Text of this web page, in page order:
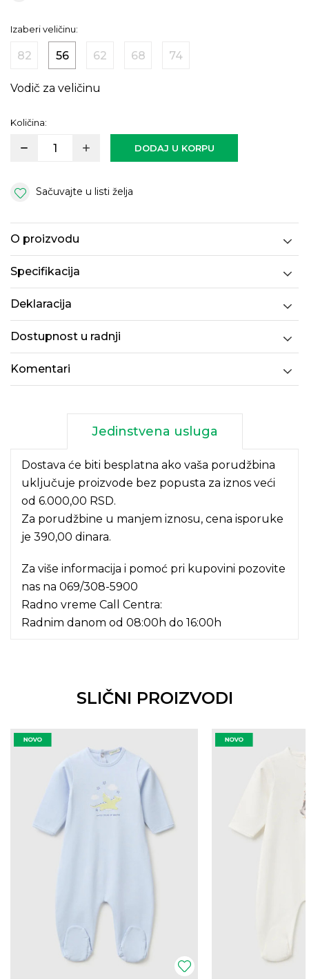
Izaberi veličinu:
82 56 62 68 74
Vodič za veličinu
Količina:
DODAJ U KORPU
Sačuvajte u listi želja
O proizvodu
Specifikacija
Deklaracija
Dostupnost u radnji
Komentari
Jedinstvena usluga
Dostava će biti besplatna ako vaša porudžbina
uključuje proizvode bez popusta za iznos veći
od 6.000,00 RSD.
Za porudžbine u manjem iznosu, cena isporuke
je 390,00 dinara.
Za više informacija i pomoć pri kupovini pozovite
nas na 069/308-5900
Radno vreme Call Centra:
Radnim danom od 08:00h do 16:00h
SLIČNI PROIZVODI